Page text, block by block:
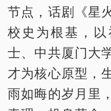
节点，话剧《星
校史为根基，
士、中共厦门大
才为核心原型，
雨如晦的岁月里